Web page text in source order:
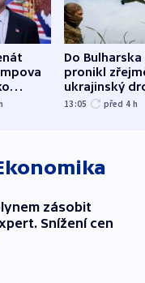
Do Bulharska
pronikl
ukrajinský
explodoval
13:05 před 4 h
zásobit
Snížení cen